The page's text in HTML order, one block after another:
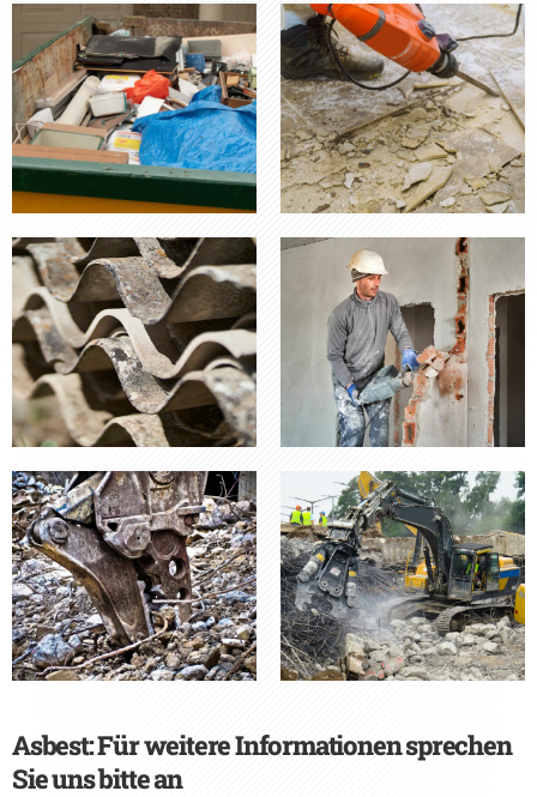
Asbest: Für weitere Informationen sprechen
Sie uns bitte an